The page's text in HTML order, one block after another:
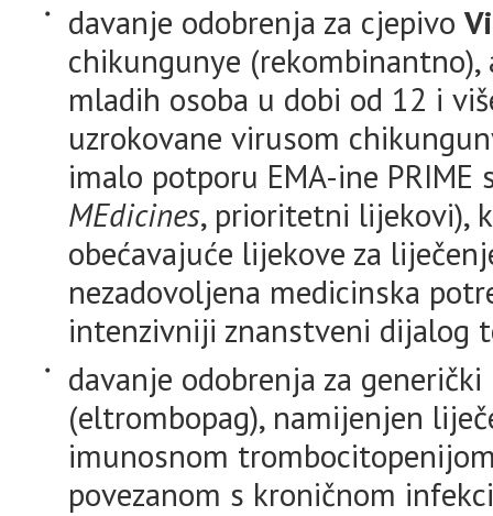
davanje odobrenja za cjepivo
chikungunye
mladih osoba u dobi od 12 i
uzrokovane virusom
imalo potporu EMA-ine
MEdicines, prioritetni lijekovi),
obećavajuće lijekove za
nezadovoljena medicinska
intenzivniji znanstveni dijalog
davanje odobrenja za
(eltrombopag), namijenjen
imunosnom
povezanom s kroničnom